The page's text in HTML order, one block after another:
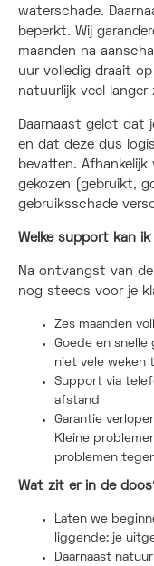
waterschade.
beperkt. Wij
maanden na
uur volledig draait
natuurlijk veel langer
Daarnaast geldt dat
en dat deze dus
bevatten.
gekozen (gebruikt,
gebruiksschade
Welke support kan
Na ontvangst van
nog steeds voor je
Zes maanden
Goede en
niet vele weken
Support via
afstand
Garantie
Kleine
problemen
Wat zit er in de
Laten we
liggende: je
Daarnaast